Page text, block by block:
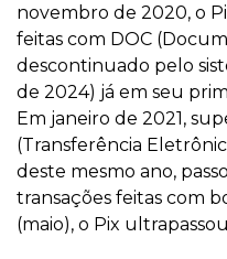
novembro de 2020, o
feitas com DOC
descontinuado pelo
de 2024) já em seu
Em janeiro de 2021,
(Transferência
deste mesmo ano,
transações feitas com
(maio), o Pix